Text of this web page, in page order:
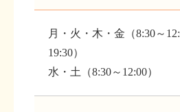
月・火・木・金（8:30～
19:30）
水・土（8:30～12:00）